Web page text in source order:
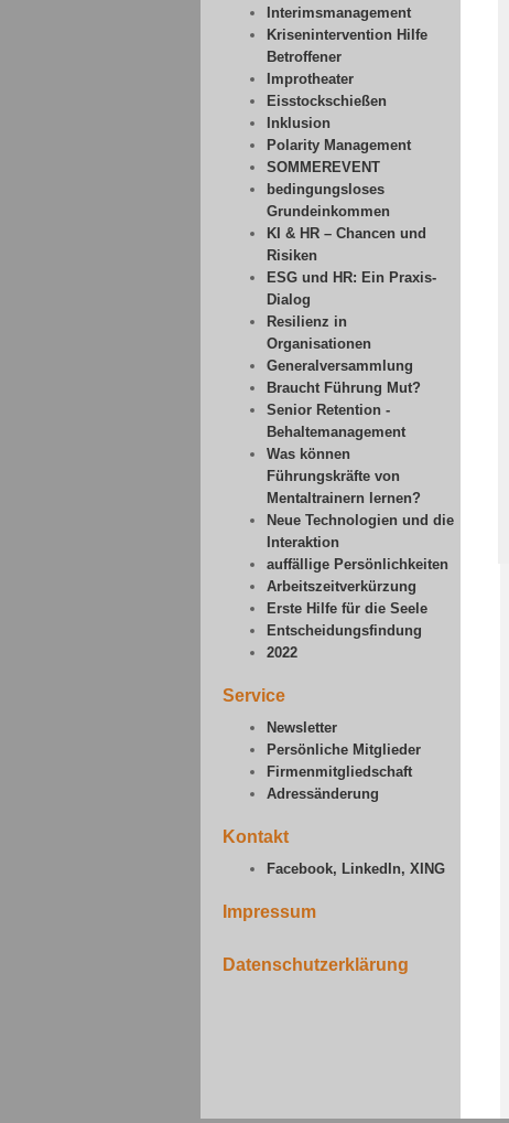
Interimsmanagement
Krisenintervention Hilfe
Betroffener
Improtheater
Eisstockschießen
Inklusion
Polarity Management
SOMMEREVENT
bedingungsloses
Grundeinkommen
KI & HR – Chancen und
Risiken
ESG und HR: Ein Praxis-
Dialog
Resilienz in
Organisationen
Generalversammlung
Braucht Führung Mut?
Senior Retention -
Behaltemanagement
Was können
Führungskräfte von
Mentaltrainern lernen?
Neue Technologien und die
Interaktion
auffällige Persönlichkeiten
Arbeitszeitverkürzung
Erste Hilfe für die Seele
Entscheidungsfindung
2022
Service
Newsletter
Persönliche Mitglieder
Firmenmitgliedschaft
Adressänderung
Kontakt
Facebook, LinkedIn, XING
Impressum
Datenschutzerklärung